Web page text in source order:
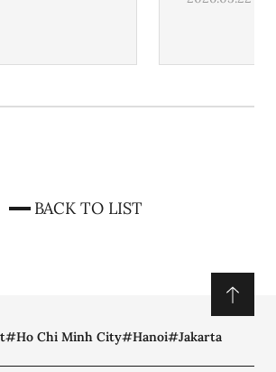
BACK TO LIST
#Ho Chi Minh City#Hanoi#Jakarta